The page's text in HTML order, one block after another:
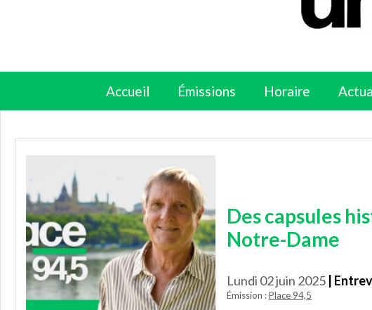
Accueil Émissions Horaire
Des capsules
Notre-Dame
Lundi 02 juin 2025 |
Émission :Place 94,5